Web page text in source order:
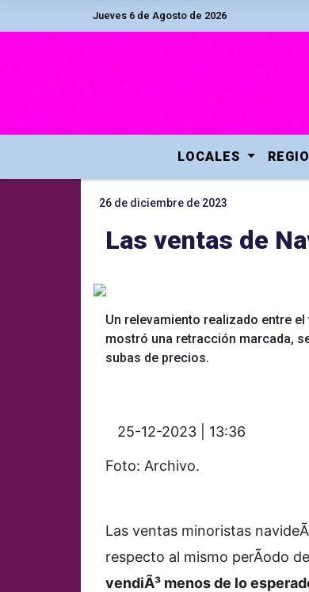
Jueves 6 de Agosto de 2026
LOCALES
26 de diciembre de 2023
Las ventas de
Un relevamiento realizado entre
mostró una retracción marcada,
subas de precios.
25-12-2023 | 13:36
Foto: Archivo.
Las ventas minoristas
respecto al mismo perÃ­odo
vendiÃ³ menos de lo